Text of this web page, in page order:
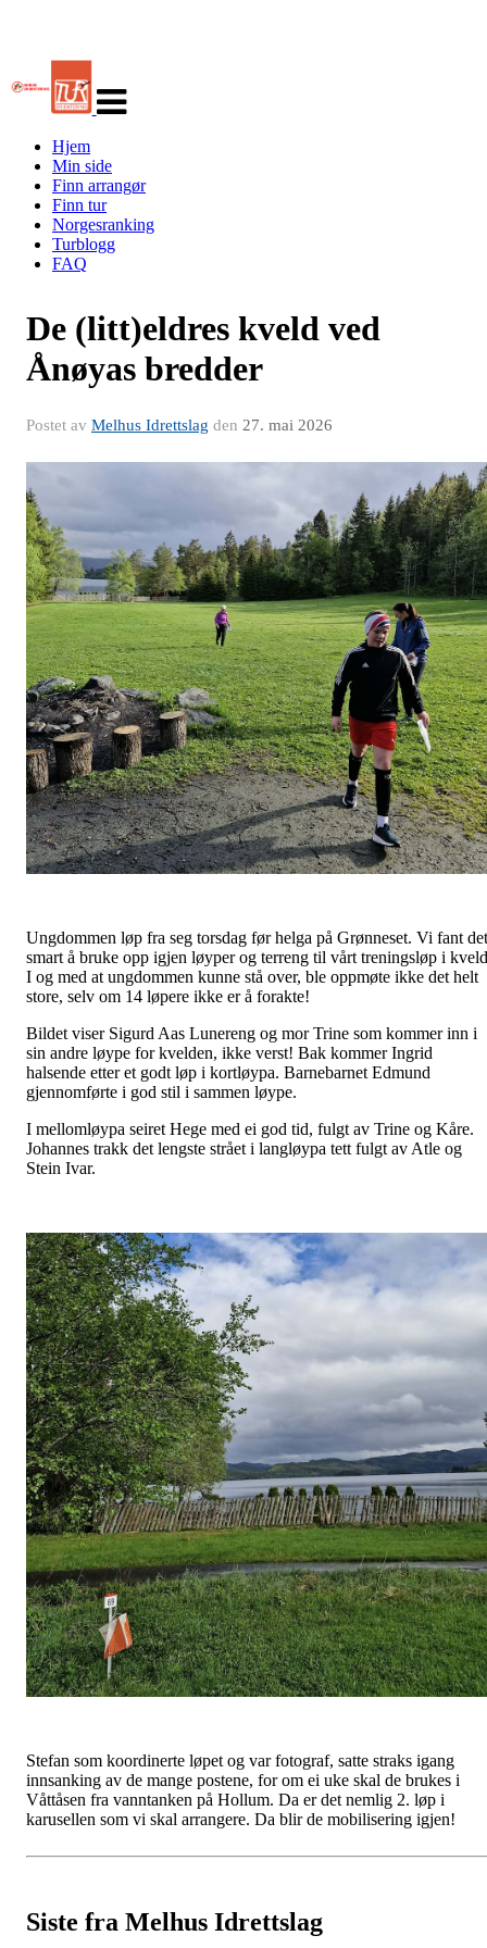
navigasjon
Hjem
Min side
Finn arrangør
Finn tur
Norgesranking
Turblogg
FAQ
De (litt)eldres kveld ved
Ånøyas bredder
Postet av Melhus Idrettslag den 27. mai 2026
Ungdommen løp fra seg torsdag før helga på Grønneset. Vi fant det
smart å bruke opp igjen løyper og terreng til vårt treningsløp i
I og med at ungdommen kunne stå over, ble oppmøte ikke det helt
store, selv om 14 løpere ikke er å forakte!
Bildet viser Sigurd Aas Lunereng og mor Trine som kommer inn i
sin andre løype for kvelden, ikke verst! Bak kommer Ingrid
halsende etter et godt løp i kortløypa. Barnebarnet Edmund
gjennomførte i god stil i sammen løype.
I mellomløypa seiret Hege med ei god tid, fulgt av Trine og Kåre.
Johannes trakk det lengste strået i langløypa tett fulgt av Atle og
Stein Ivar.
Stefan som koordinerte løpet og var fotograf, satte straks igang
innsanking av de mange postene, for om ei uke skal de brukes i
Våttåsen fra vanntanken på Hollum. Da er det nemlig 2. løp i
karusellen som vi skal arrangere. Da blir de mobilisering igjen!
Siste fra Melhus Idrettslag